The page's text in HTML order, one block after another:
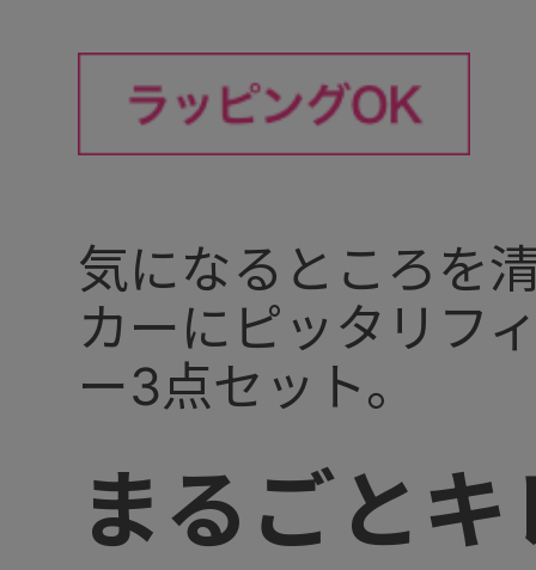
まるごと
気になるところを
カーにピッタリフ
ー3点セット。